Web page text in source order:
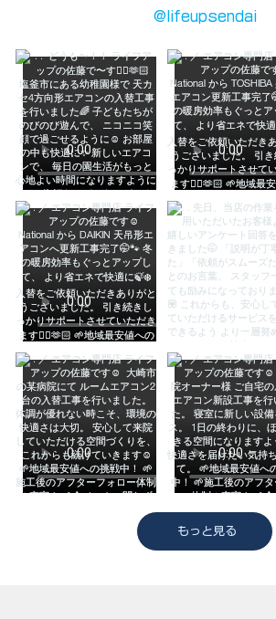
省エネ性能の向上で電気代削減が可能に
の進化は、札幌の厳しい冬と夏の気候に
せん。特にオフィスや店舗では、快適な
結しますからね。 Eye-level view of
conditioning unit installed on a
@lifeupsendai
もっと見る